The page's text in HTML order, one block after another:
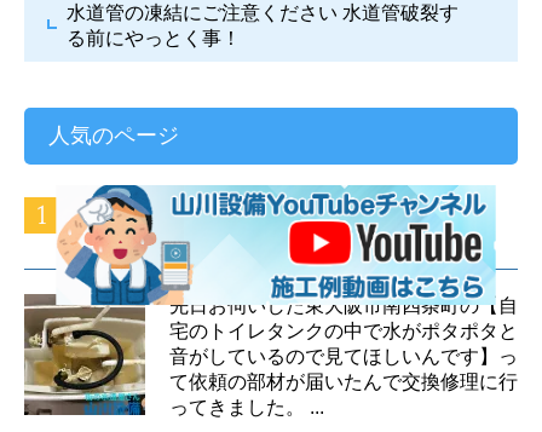
水道管の凍結にご注意ください 水道管破裂す
る前にやっとく事！
人気のページ
ＩＮＡＸ ＤＴ－３８１０ トイレタンク
の修理方法を大公開！
先日お伺いした東大阪市南四条町の【自
宅のトイレタンクの中で水がポタポタと
音がしているので見てほしいんです】っ
て依頼の部材が届いたんで交換修理に行
ってきました。 ...